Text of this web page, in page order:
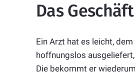
Das
Ein Arzt hat es leicht,
hoffnungslos
Die bekommt er